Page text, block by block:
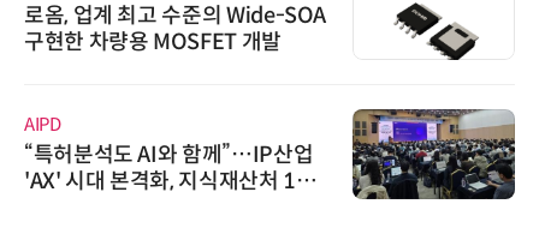
로옴, 업계 최고 수준의 Wide-SOA
구현한 차량용 MOSFET 개발
AIPD
“특허분석도 AI와 함께”…IP산업
'AX' 시대 본격화, 지식재산처 1호